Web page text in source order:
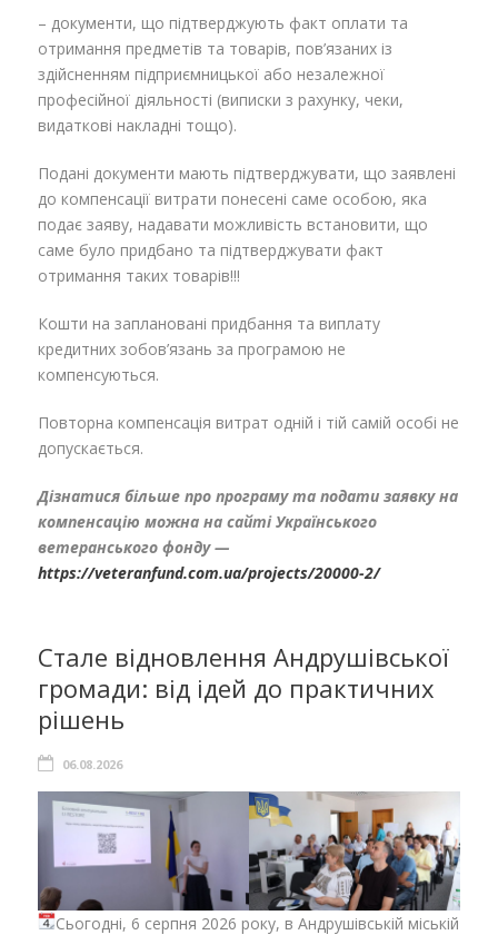
– документи, що підтверджують факт оплати та
отримання предметів та товарів, пов’язаних із
здійсненням підприємницької або незалежної
професійної діяльності (виписки з рахунку, чеки,
видаткові накладні тощо).
Подані документи мають підтверджувати, що заявлені
до компенсації витрати понесені саме особою, яка
подає заяву, надавати можливість встановити, що
саме було придбано та підтверджувати факт
отримання таких товарів!!!
Кошти на заплановані придбання та виплату
кредитних зобов’язань за програмою не
компенсуються.
Повторна компенсація витрат одній і тій самій особі не
допускається.
Дізнатися більше про програму та подати заявку на
компенсацію можна на сайті Українського
ветеранського фонду —
https://veteranfund.com.ua/projects/20000-2/
Стале відновлення Андрушівської
громади: від ідей до практичних
рішень
06.08.2026
Сьогодні, 6 серпня 2026 року, в Андрушівській міській